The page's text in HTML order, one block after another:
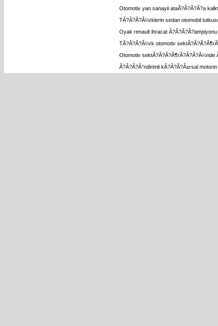
Otomotiv yan sanayii ataÃ?Â?Ã?Â?a
TÃ?Â?Ã?Â¼rklerin sedan otomobil
Oyak renault ihracat Ã?Â?Ã?Â?ampiyonu
TÃ?Â?Ã?Â¼rk otomotiv
Otomotiv sektÃ?Â?Ã?Â¶rÃ?Â?Ã?Â¼nde
Ã?Â?Ã?Â°ndirimli kÃ?Â?Ã?Â±rsal